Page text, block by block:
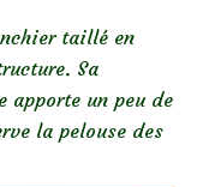
taillé en
Sa
apporte un peu de
la pelouse des